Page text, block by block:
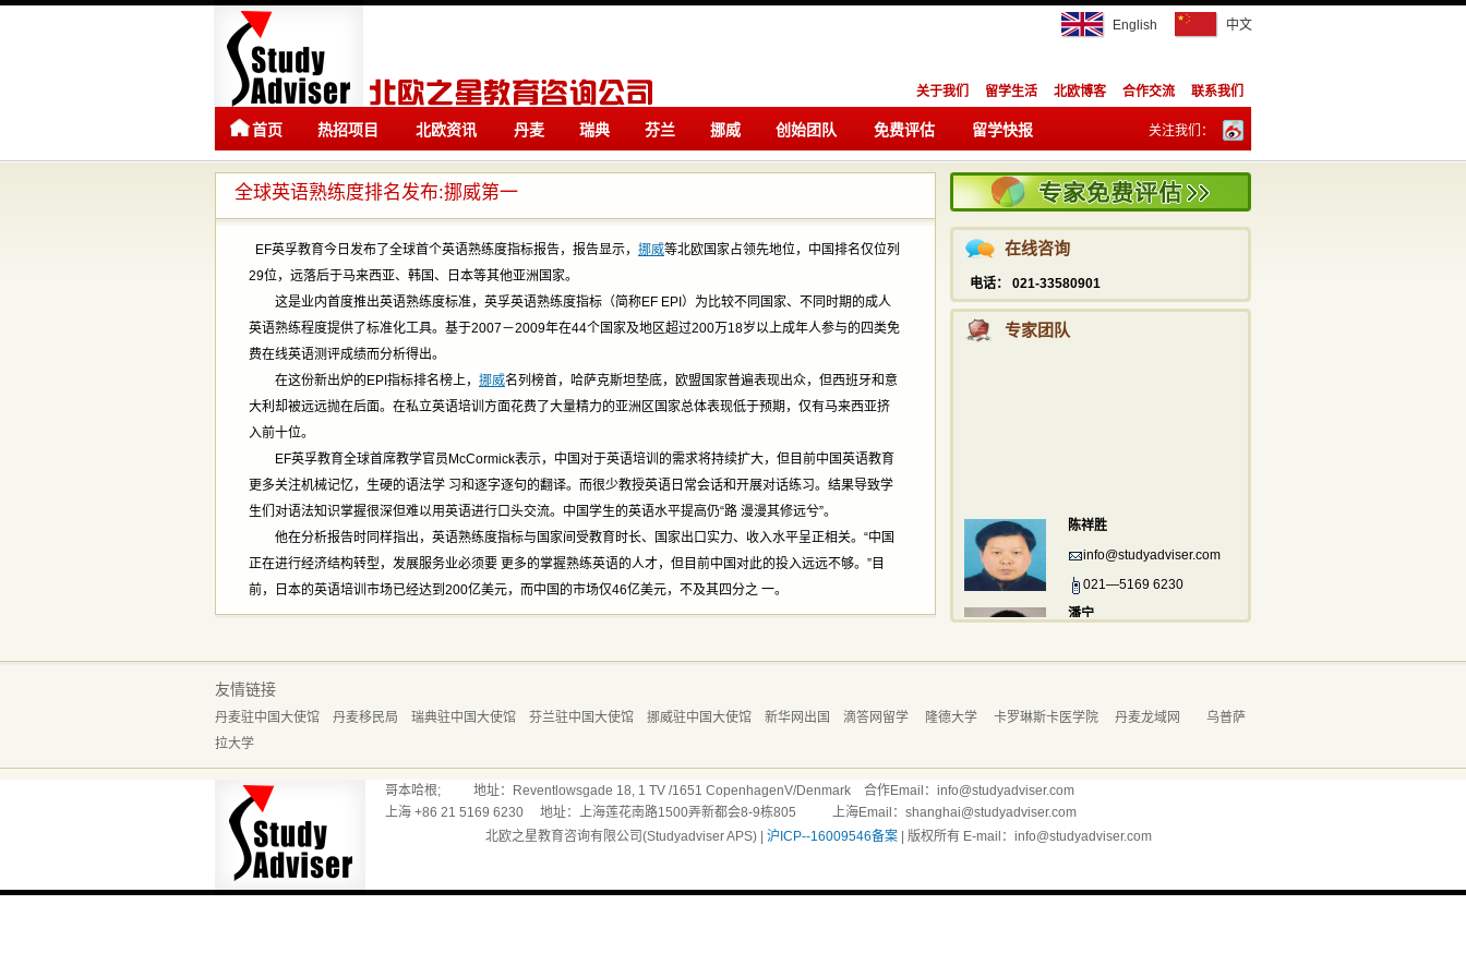
English 中文
关于我们 留学生活 北欧博客 合作交流 联系我们
首页 热招项目 北欧资讯 丹麦
留学
瑞典
留学
芬兰 挪威 创始团队 免费评估 留学快报 关注我们：
订阅：
全球英语熟练度排名发布:挪威第一
EF英孚教育今日发布了全球首个英语熟练度指标报告，报告显示， 挪威等北欧国家占领先地位，中国排名仅位列
29位，远落后于马来西亚、韩国、日本等其他亚洲国家。
这是业内首度推出英语熟练度标准，英孚英语熟练度指标（简称EF EPI）为比较不同国家、不同时期的成人
英语熟练程度提供了标准化工具。基于2007－2009年在44个国家及地区超过200万18岁以上成年人参与的四类免
费在线英语测评成绩而分析得出。
在这份新出炉的EPI指标排名榜上， 挪威名列榜首，哈萨克斯坦垫底，欧盟国家普遍表现出众，但西班牙和意
大利却被远远抛在后面。在私立英语培训方面花费了大量精力的亚洲区国家总体表现低于预期，仅有马来西亚挤
入前十位。
EF英孚教育全球首席教学官员McCormick表示，中国对于英语培训的需求将持续扩大，但目前中国英语教育
更多关注机械记忆，生硬的语法学 习和逐字逐句的翻译。而很少教授英语日常会话和开展对话练习。结果导致学
生们对语法知识掌握很深但难以用英语进行口头交流。中国学生的英语水平提高仍“路 漫漫其修远兮”。
他在分析报告时同样指出，英语熟练度指标与国家间受教育时长、国家出口实力、收入水平呈正相关。“中国
正在进行经济结构转型，发展服务业必须要 更多的掌握熟练英语的人才，但目前中国对此的投入远远不够。”目
前，日本的英语培训市场已经达到200亿美元，而中国的市场仅46亿美元，不及其四分之 一。
在线咨询
电话： 021-33580901
专家团队
陈祥胜
info@studyadviser.com
潘宁
info@studyadviser.com
021—5169 6230
陈祥胜
潘宁
021—5169 6230
友情链接
丹麦驻中国大使馆 丹麦移民局 瑞典驻中国大使馆 芬兰驻中国大使馆 挪威驻中国大使馆 新华网出国 滴答网留学 隆德大学 卡罗琳斯卡医学院 丹麦龙域网
乌普萨
拉大学
哥本哈根; 地址：Reventlowsgade 18, 1 TV /1651 CopenhagenV/Denmark 合作Email：info@studyadviser.com
上海 +86 21 5169 6230 地址：上海莲花南路1500弄新都会8-9栋805 上海Email：shanghai@studyadviser.com
北欧之星教育咨询有限公司(Studyadviser APS) | 沪ICP--16009546备案| 版权所有 E-mail：info@studyadviser.com